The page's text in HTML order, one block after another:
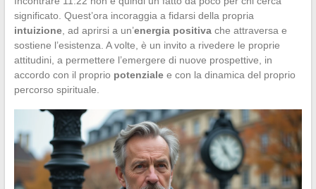
significato. Quest’ora incoraggia a fidarsi della propria
intuizione, ad aprirsi a un’energia positivache attraversa e
sostiene l’esistenza. A volte, è un invito a rivedere le proprie
attitudini, a permettere l’emergere di nuove prospettive, in
accordo con il proprio potenzialee con la dinamica del proprio
percorso spirituale.